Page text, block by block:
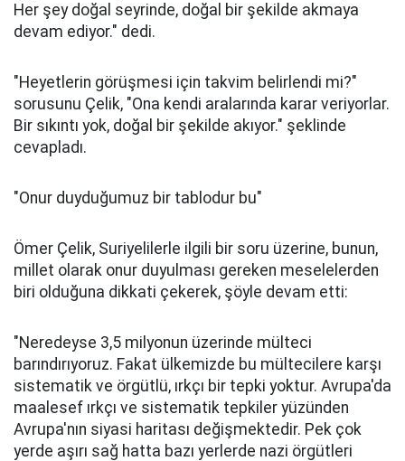
Her şey doğal seyrinde, doğal bir şekilde akmaya
devam ediyor." dedi.
"Heyetlerin görüşmesi için takvim belirlendi mi?"
sorusunu Çelik, "Ona kendi aralarında karar veriyorlar.
Bir sıkıntı yok, doğal bir şekilde akıyor." şeklinde
cevapladı.
"Onur duyduğumuz bir tablodur bu"
Ömer Çelik, Suriyelilerle ilgili bir soru üzerine, bunun,
millet olarak onur duyulması gereken meselelerden
biri olduğuna dikkati çekerek, şöyle devam etti:
"Neredeyse 3,5 milyonun üzerinde mülteci
barındırıyoruz. Fakat ülkemizde bu mültecilere karşı
sistematik ve örgütlü, ırkçı bir tepki yoktur. Avrupa'da
maalesef ırkçı ve sistematik tepkiler yüzünden
Avrupa'nın siyasi haritası değişmektedir. Pek çok
yerde aşırı sağ hatta bazı yerlerde nazi örgütleri